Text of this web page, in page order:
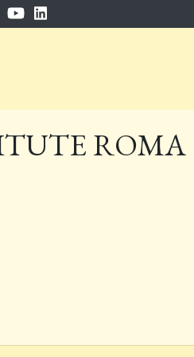
ROMA